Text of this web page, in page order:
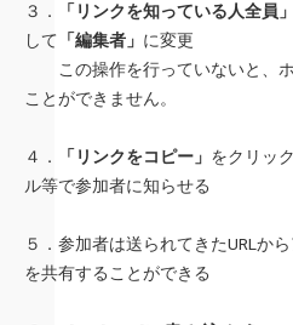
３． 「リンクを知っている人全員」
して 「編集者」 に変更
この操作を行っていないと、ホ
ことができません。
４． 「リンクをコピー」 をクリッ
ル等で参加者に知らせる
５．参加者は送られてきたURLか
を共有することができる